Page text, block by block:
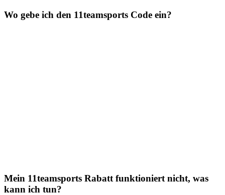
Wo gebe ich den 11teamsports Code ein?
Mein 11teamsports Rabatt funktioniert nicht, was
kann ich tun?